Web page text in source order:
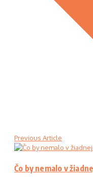
Previous Article
Čo by nemalo v